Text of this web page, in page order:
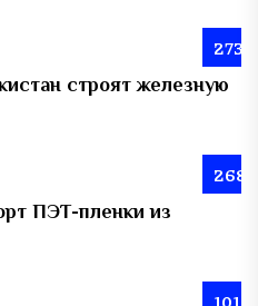
273
строят железную
268
ПЭТ-пленки из